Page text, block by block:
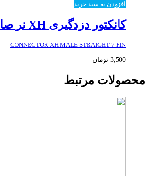
افزودن به سبد خرید
کانکتور دزدگیری XH نر صاف 7 پین
CONNECTOR XH MALE STRAIGHT 7 PIN
3,500 تومان
محصولات مرتبط